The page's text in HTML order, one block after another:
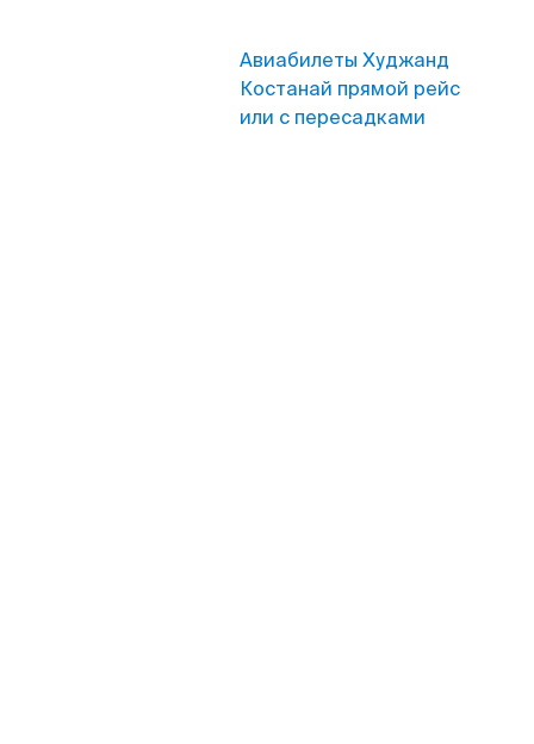
Авиабилеты Худжанд
Костанай прямой рейс
или с пересадками